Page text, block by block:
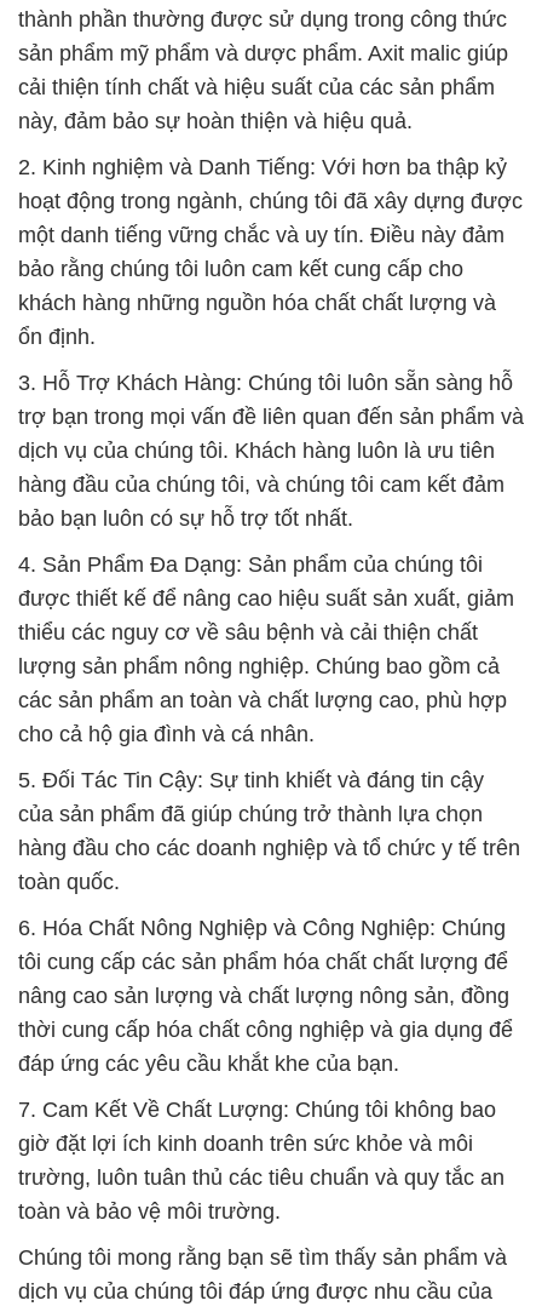
thành phần thường được sử dụng trong công thức
sản phẩm mỹ phẩm và dược phẩm. Axit malic giúp
cải thiện tính chất và hiệu suất của các sản phẩm
này, đảm bảo sự hoàn thiện và hiệu quả.
2. Kinh nghiệm và Danh Tiếng: Với hơn ba thập kỷ
hoạt động trong ngành, chúng tôi đã xây dựng được
một danh tiếng vững chắc và uy tín. Điều này đảm
bảo rằng chúng tôi luôn cam kết cung cấp cho
khách hàng những nguồn hóa chất chất lượng và
ổn định.
3. Hỗ Trợ Khách Hàng: Chúng tôi luôn sẵn sàng hỗ
trợ bạn trong mọi vấn đề liên quan đến sản phẩm và
dịch vụ của chúng tôi. Khách hàng luôn là ưu tiên
hàng đầu của chúng tôi, và chúng tôi cam kết đảm
bảo bạn luôn có sự hỗ trợ tốt nhất.
4. Sản Phẩm Đa Dạng: Sản phẩm của chúng tôi
được thiết kế để nâng cao hiệu suất sản xuất, giảm
thiểu các nguy cơ về sâu bệnh và cải thiện chất
lượng sản phẩm nông nghiệp. Chúng bao gồm cả
các sản phẩm an toàn và chất lượng cao, phù hợp
cho cả hộ gia đình và cá nhân.
5. Đối Tác Tin Cậy: Sự tinh khiết và đáng tin cậy
của sản phẩm đã giúp chúng trở thành lựa chọn
hàng đầu cho các doanh nghiệp và tổ chức y tế trên
toàn quốc.
6. Hóa Chất Nông Nghiệp và Công Nghiệp: Chúng
tôi cung cấp các sản phẩm hóa chất chất lượng để
nâng cao sản lượng và chất lượng nông sản, đồng
thời cung cấp hóa chất công nghiệp và gia dụng để
đáp ứng các yêu cầu khắt khe của bạn.
7. Cam Kết Về Chất Lượng: Chúng tôi không bao
giờ đặt lợi ích kinh doanh trên sức khỏe và môi
trường, luôn tuân thủ các tiêu chuẩn và quy tắc an
toàn và bảo vệ môi trường.
Chúng tôi mong rằng bạn sẽ tìm thấy sản phẩm và
dịch vụ của chúng tôi đáp ứng được nhu cầu của